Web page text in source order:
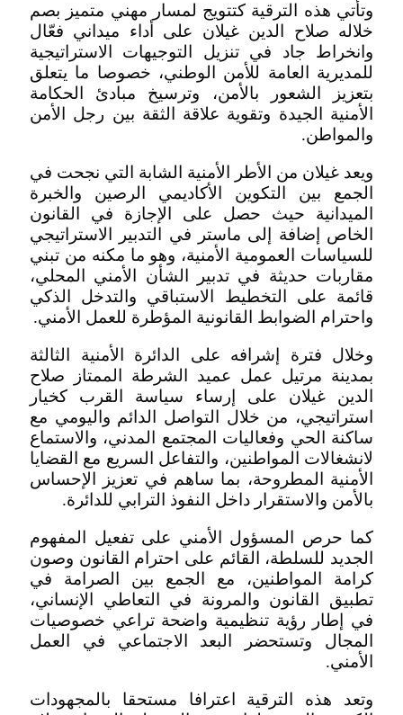
وتأتي هذه الترقية كتتويج لمسار مهني متميز بصم
خلاله صلاح الدين غيلان على أداء ميداني فعّال
وانخراط جاد في تنزيل التوجيهات الاستراتيجية
للمديرية العامة للأمن الوطني، خصوصا ما يتعلق
بتعزيز الشعور بالأمن، وترسيخ مبادئ الحكامة
الأمنية الجيدة وتقوية علاقة الثقة بين رجل الأمن
والمواطن.
ويعد غيلان من الأطر الأمنية الشابة التي نجحت في
الجمع بين التكوين الأكاديمي الرصين والخبرة
الميدانية حيث حصل على الإجازة في القانون
الخاص إضافة إلى ماستر في التدبير الاستراتيجي
للسياسات العمومية الأمنية، وهو ما مكنه من تبني
مقاربات حديثة في تدبير الشأن الأمني المحلي،
قائمة على التخطيط الاستباقي والتدخل الذكي
واحترام الضوابط القانونية المؤطرة للعمل الأمني.
وخلال فترة إشرافه على الدائرة الأمنية الثالثة
بمدينة مرتيل عمل عميد الشرطة الممتاز صلاح
الدين غيلان على إرساء سياسة القرب كخيار
استراتيجي، من خلال التواصل الدائم واليومي مع
ساكنة الحي وفعاليات المجتمع المدني، والاستماع
لانشغالات المواطنين، والتفاعل السريع مع القضايا
الأمنية المطروحة، بما ساهم في تعزيز الإحساس
بالأمن والاستقرار داخل النفوذ الترابي للدائرة.
كما حرص المسؤول الأمني على تفعيل المفهوم
الجديد للسلطة، القائم على احترام القانون وصون
كرامة المواطنين، مع الجمع بين الصرامة في
تطبيق القانون والمرونة في التعاطي الإنساني،
في إطار رؤية تنظيمية واضحة تراعي خصوصيات
المجال وتستحضر البعد الاجتماعي في العمل
الأمني.
وتعد هذه الترقية اعترافا مستحقا بالمجهودات